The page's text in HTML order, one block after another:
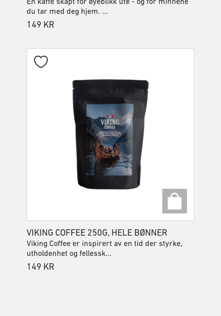
En kaffe skapt for øyeblikk ute - og for minnene
du tar med deg hjem. ...
149 KR
VIKING COFFEE 250G, HELE BØNNER
Viking Coffee er inspirert av en tid der styrke,
utholdenhet og fellessk...
149 KR